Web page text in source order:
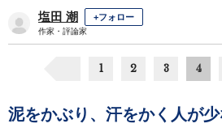
塩田 潮 +フォロー
作家・評論家
1 2 3 4
泥をかぶり、汗をかく人が